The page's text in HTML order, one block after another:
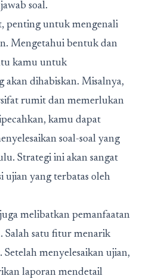
soal.
penting untuk mengenali
Mengetahui bentuk dan
kamu untuk
akan dihabiskan. Misalnya,
rumit dan memerlukan
kamu dapat
soal-soal yang
Strategi ini akan sangat
ujian yang terbatas oleh
melibatkan pemanfaatan
Salah satu fitur menarik
menyelesaikan ujian,
laporan mendetail